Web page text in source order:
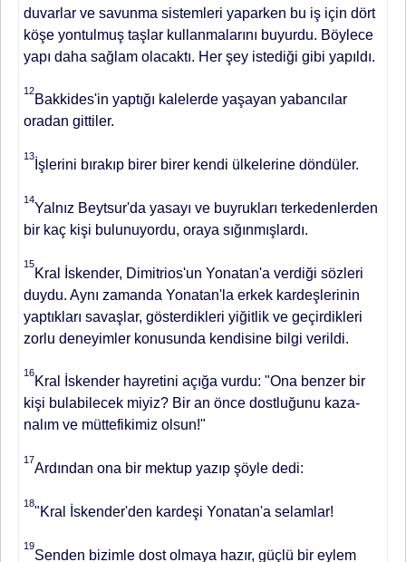
duvar­lar ve savunma sistemleri yaparken bu iş için dört
köşe yontulmuş taşlar kullanmalarını buyurdu. Böylece
yapı daha sağlam olacaktı. Her şey istediği gibi yapıldı.
12
Bakkides'in yaptığı ka­lelerde yaşayan yabancılar
oradan git­tiler.
13
İşlerini bırakıp birer birer ken­di ülkelerine döndüler.
14
Yalnız Beytsur'da yasayı ve buyrukları terkedenlerden
bir kaç kişi bulunuyordu, oraya sığınmışlardı.
15
Kral İskender, Dimitrios'un Yo­natan'a verdiği sözleri
duydu. Aynı zamanda Yonatan'la erkek kardeşleri­nin
yaptıkları savaşlar, gösterdikleri yiğitlik ve geçirdikleri
zorlu deneyim­ler konusunda kendisine bilgi verildi.
16
Kral İskender hayretini açığa vur­du: "Ona benzer bir
kişi bulabilecek miyiz? Bir an önce dostluğunu kaza­
nalım ve müttefikimiz olsun!"
17
Ardından ona bir mektup yazıp şöyle dedi:
18
"Kral İskender'den kardeşi Yo­natan'a selamlar!
19
Senden bizimle dost olmaya hazır, güçlü bir eylem